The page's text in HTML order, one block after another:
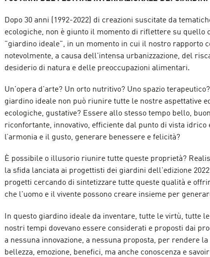
Dopo 30 anni (1992-2022) di creazioni suscitate da
ecologiche, non è giunto il momento di riflettere su quello
"giardino ideale", in un momento in cui il nostro rapporto
notevolmente, a causa dell'intensa urbanizzazione, del
desiderio di natura e delle preoccupazioni alimentari.
Un'opera d'arte? Un orto nutritivo? Uno spazio
giardino ideale non può riunire tutte le nostre aspettative
ecologiche, gustative? Essere allo stesso tempo bello,
riconfortante, innovativo, efficiente dal punto di vista
l’armonia e il gusto, generare benessere e felicità?
È possibile o illusorio riunire tutte queste proprietà?
la sfida lanciata ai progettisti dei giardini dell'edizione
progetti cercando di sintetizzare tutte queste qualità e
che l'uomo e il vivente possono creare insieme per
In questo giardino ideale da inventare, tutte le virtù, tutte
nostri tempi dovevano essere considerati e proposti dai
a nessuna innovazione, a nessuna proposta, per rendere
bellezza, emozione, benefici, ma anche conoscenza e